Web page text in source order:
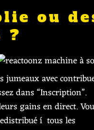
ou
?
jumeaux avec
dans “Inscription”.
gains en direct.
í tous les